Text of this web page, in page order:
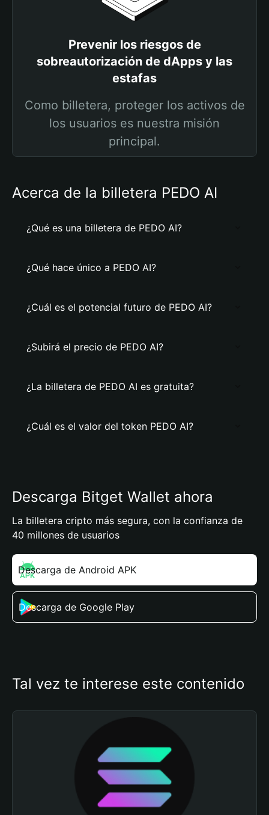
Prevenir los riesgos de
sobreautorización de dApps y las
estafas
Como billetera, proteger los activos de
los usuarios es nuestra misión
principal.
Acerca de la billetera PEDO AI
¿Qué es una billetera de PEDO AI?
¿Qué hace único a PEDO AI?
¿Cuál es el potencial futuro de PEDO AI?
¿Subirá el precio de PEDO AI?
¿La billetera de PEDO AI es gratuita?
¿Cuál es el valor del token PEDO AI?
Descarga Bitget Wallet ahora
La billetera cripto más segura, con la confianza de
40 millones de usuarios
Descarga de Android APK
Descarga de Google Play
Tal vez te interese este contenido